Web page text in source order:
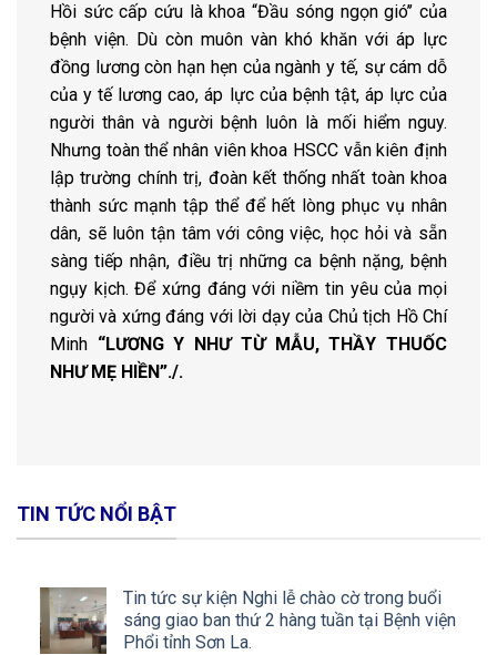
Hồi sức cấp cứu là khoa “Đầu sóng ngọn gió’’ của
bệnh viện. Dù còn muôn vàn khó khăn với áp lực
đồng lương còn hạn hẹn của ngành y tế, sự cám dỗ
của y tế lương cao, áp lực của bệnh tật, áp lực của
người thân và người bệnh luôn là mối hiểm nguy.
Nhưng toàn thể nhân viên khoa HSCC vẫn kiên định
lập trường chính trị, đoàn kết thống nhất toàn khoa
thành sức mạnh tập thể để hết lòng phục vụ nhân
dân, sẽ luôn tận tâm với công việc, học hỏi và sẵn
sàng tiếp nhận, điều trị những ca bệnh nặng, bệnh
ngụy kịch. Để xứng đáng với niềm tin yêu của mọi
người và xứng đáng với lời dạy của Chủ tịch Hồ Chí
Minh “LƯƠNG Y NHƯ TỪ MẪU, THẦY THUỐC
NHƯ MẸ HIỀN”./.
TIN TỨC NỔI BẬT
Tin tức sự kiện Nghi lễ chào cờ trong buổi
sáng giao ban thứ 2 hàng tuần tại Bệnh viện
Phổi tỉnh Sơn La.